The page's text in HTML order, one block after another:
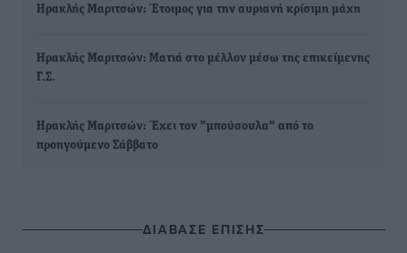
Ηρακλής Μαριτσών: Έτοιμος για την αυριανή κρίσιμη μάχη
Ηρακλής Μαριτσών: Ματιά στο μέλλον μέσω της επικείμενης
Γ.Σ.
Ηρακλής Μαριτσών: Έχει τον "μπούσουλα" από το
προηγούμενο Σάββατο
ΔΙΑΒΑΣΕ ΕΠΙΣΗΣ